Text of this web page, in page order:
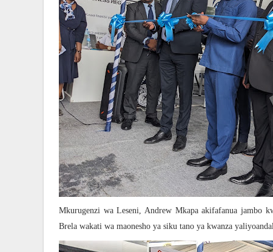
Mkurugenzi wa Leseni, Andrew Mkapa akifafanua jambo
Brela wakati wa maonesho ya siku tano ya kwanza